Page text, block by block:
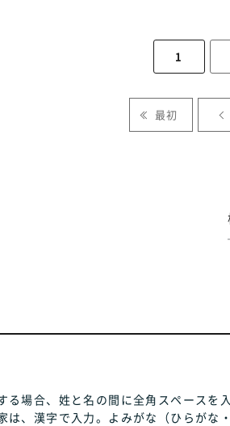
1
最初
る場合、姓と名の間に全角スペースを
は、漢字で入力。よみがな（ひらがな